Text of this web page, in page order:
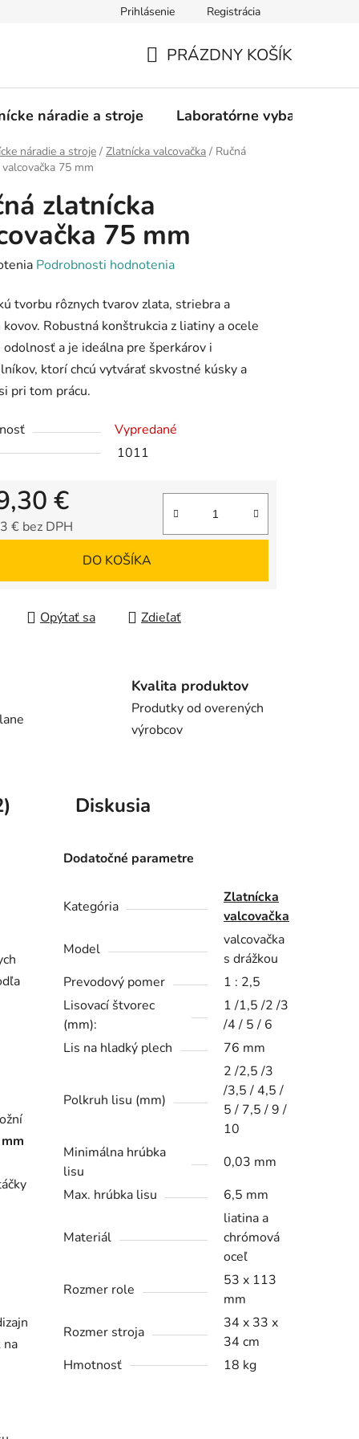
Prihlásenie Registrácia
KOŠÍK
PRÁZDNY KOŠÍK
náradie a stroje Laboratórne vybavenie
náradie a stroje / Zlatnícka valcovačka / Ručná
75 mm
zlatnícka
75 mm
Podrobnosti hodnotenia
tvorbu rôznych tvarov zlata, striebra a
kovov. Robustná konštrukcia z liatiny a ocele
odolnosť a je ideálna pre šperkárov i
ktorí chcú vytvárať skvostné kúsky a
pri tom prácu.
Vypredané
1011
€
€ bez DPH
DO KOŠÍKA
Opýtať sa Zdieľať
Kvalita produktov
Produtky od overených
výrobcov
Diskusia
na
Dodatočné parametre
Kategória
Zlatnícka
valcovačka
Model
valcovačka
s drážkou
Prevodový pomer
1 : 2,5
Lisovací štvorec
(mm):
1 /1,5 /2 /3
/4 / 5 / 6
Lis na hladký plech
76 mm
Polkruh lisu (mm)
2 /2,5 /3
/3,5 / 4,5 /
5 / 7,5 / 9 /
10
Minimálna hrúbka
lisu
0,03 mm
Max. hrúbka lisu
6,5 mm
Materiál
liatina a
chrómová
oceľ
Rozmer role
53 x 113
mm
Rozmer stroja
34 x 33 x
34 cm
Hmotnosť
18 kg